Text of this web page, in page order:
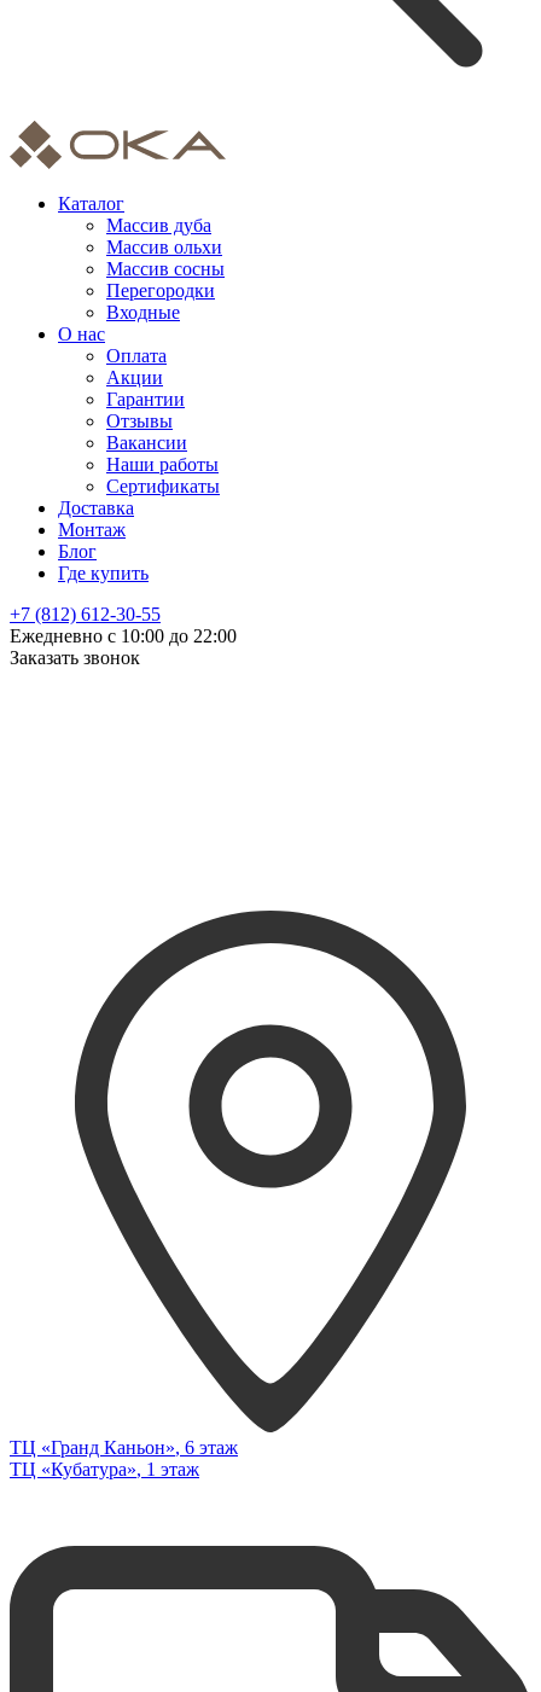
Каталог
Массив дуба
Массив ольхи
Массив сосны
Перегородки
Входные
О нас
Оплата
Акции
Гарантии
Отзывы
Вакансии
Наши работы
Сертификаты
Доставка
Монтаж
Блог
Где купить
+7 (812) 612-30-55
Ежедневно с 10:00 до 22:00
Заказать звонок
ТЦ «Гранд Каньон», 6 этаж
ТЦ «Кубатура», 1 этаж